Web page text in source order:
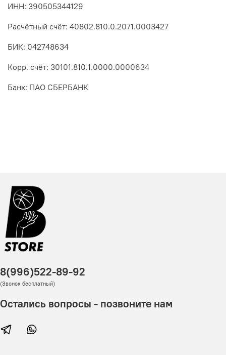
ИНН: 390505344129
Расчётный счёт: 40802.810.0.2071.0003427
БИК: 042748634
Корр. счёт: 30101.810.1.0000.0000634
Банк: ПАО СБЕРБАНК
8(996)522-89-92
(Звонок бесплатный)
Остались вопросы - позвоните нам